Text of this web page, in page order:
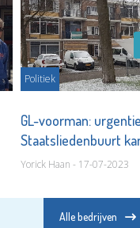
Politiek
GL-voorman:
Staatsliedenbuurt
Yorick Haan - 17-07-2023
Alle bedrijven